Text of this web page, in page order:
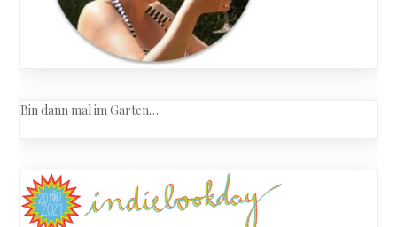
Bin dann mal im Garten…